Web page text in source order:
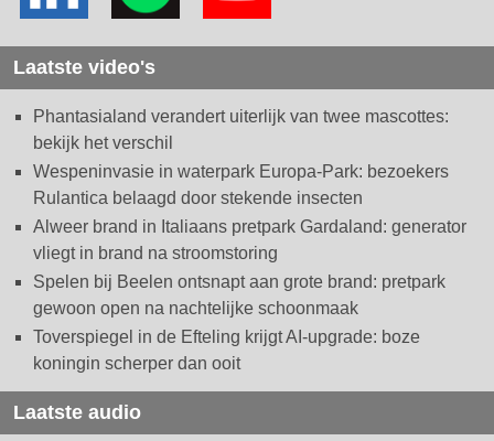
Laatste video's
Phantasialand verandert uiterlijk van twee mascottes:
bekijk het verschil
Wespeninvasie in waterpark Europa-Park: bezoekers
Rulantica belaagd door stekende insecten
Alweer brand in Italiaans pretpark Gardaland: generator
vliegt in brand na stroomstoring
Spelen bij Beelen ontsnapt aan grote brand: pretpark
gewoon open na nachtelijke schoonmaak
Toverspiegel in de Efteling krijgt AI-upgrade: boze
koningin scherper dan ooit
Laatste audio